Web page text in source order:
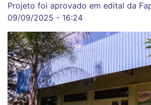
Projeto foi aprovado em edital da
09/09/2025 - 16:24